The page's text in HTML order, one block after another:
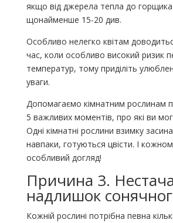
якщо від джерела тепла до
щонайменше 15-20 див.
Особливо нелегко квітам
час, коли особливо високий ризик
температур, тому приділіть
уваги.
Допомагаємо кімнатним рослинам
5 важливих моментів, про які ви
Одні кімнатні рослини взимку
навпаки, готуються цвісти. І
особливий догляд!
Причина 3.
надлишок
Кожній рослині потрібна певна